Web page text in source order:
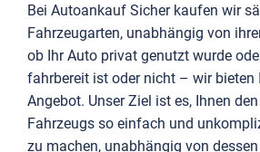
Bei Autoankauf Sicher kaufen wir
Fahrzeugarten, unabhängig von
ob Ihr Auto privat genutzt wurde
fahrbereit ist oder nicht – wir bieten
Angebot. Unser Ziel ist es, Ihnen
Fahrzeugs so einfach und
zu machen, unabhängig von